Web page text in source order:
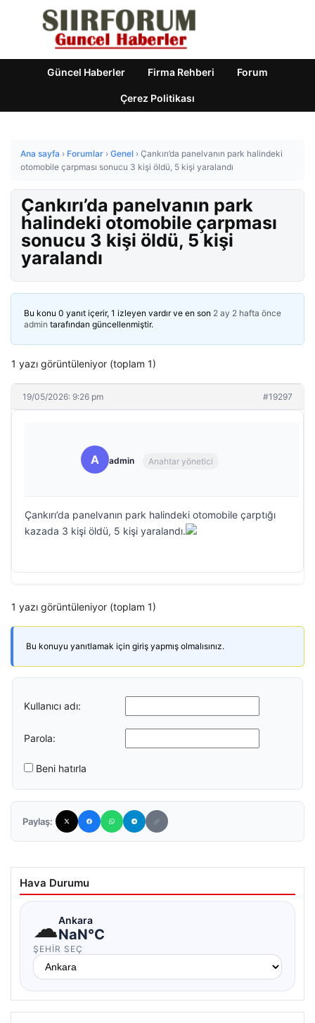
Güncel Haberler Firma Rehberi Forum
Çerez Politikası
Ana sayfa › Forumlar › Genel › Çankırı’da panelvanın park halindeki
otomobile çarpması sonucu 3 kişi öldü, 5 kişi yaralandı
Çankırı’da panelvanın park
halindeki otomobile çarpması
sonucu 3 kişi öldü, 5 kişi
yaralandı
Bu konu 0 yanıt içerir, 1 izleyen vardır ve en son 2 ay 2 hafta önce
admin tarafından güncellenmiştir.
1 yazı görüntüleniyor (toplam 1)
19/05/2026: 9:26 pm #19297
A admin Anahtar yönetici
Çankırı’da panelvanın park halindeki otomobile çarptığı
kazada 3 kişi öldü, 5 kişi yaralandı.
1 yazı görüntüleniyor (toplam 1)
Bu konuyu yanıtlamak için giriş yapmış olmalısınız.
Kullanıcı adı:
Parola:
Beni hatırla
Paylaş:
Hava Durumu
☁Ankara
NaN°C
ŞEHIR SEÇ